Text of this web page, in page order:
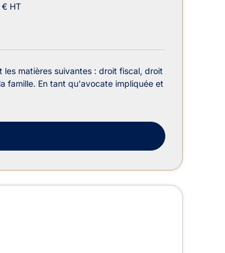
HT
les matières suivantes : droit fiscal, droit
famille. En tant qu'avocate impliquée et